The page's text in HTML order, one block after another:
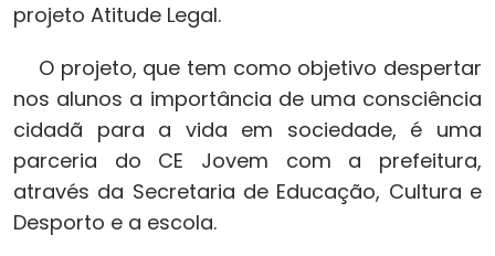
projeto Atitude Legal.
O projeto, que tem como objetivo despertar
nos alunos a importância de uma consciência
cidadã para a vida em sociedade, é uma
parceria do CE Jovem com a prefeitura,
através da Secretaria de Educação, Cultura e
Desporto e a escola.